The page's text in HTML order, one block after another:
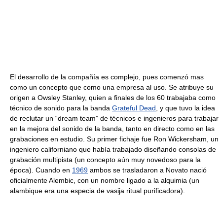
El desarrollo de la compañía es complejo, pues comenzó mas
como un concepto que como una empresa al uso. Se atribuye su
origen a Owsley Stanley, quien a finales de los 60 trabajaba como
técnico de sonido para la banda Grateful Dead , y que tuvo la idea
de reclutar un “dream team” de técnicos e ingenieros para trabajar
en la mejora del sonido de la banda, tanto en directo como en las
grabaciones en estudio. Su primer fichaje fue Ron Wickersham, un
ingeniero californiano que había trabajado diseñando consolas de
grabación multipista (un concepto aún muy novedoso para la
época). Cuando en 1969 ambos se trasladaron a Novato nació
oficialmente Alembic, con un nombre ligado a la alquimia (un
alambique era una especia de vasija ritual purificadora).